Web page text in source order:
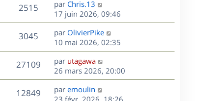
n
i
e
r
m
e
s
s
a
g
2515V
u
s
D
e
r
n
i
e
r
m
e
s
par Chris.13
17 juin 2026, 09:46
3045V
u
e
s
D
e
r
n
i
e
r
par OlivierPike
10 mai 2026, 02:35
27109V
u
D
e
r
n
par utagawa
26 mars 2026, 20:00
12849V
D
e
par emoulin
23 févr. 2026, 18:26